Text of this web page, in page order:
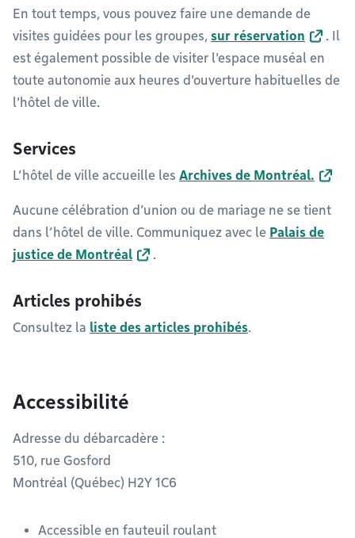
En tout temps, vous pouvez faire une demande de
visites guidées pour les groupes, sur réservation
. Il
est également possible de visiter l'espace muséal en
toute autonomie aux heures d'ouverture habituelles de
l'hôtel de ville.
Services
L’hôtel de ville accueille les Archives de Montréal.
Aucune célébration d’union ou de mariage ne se tient
dans l’hôtel de ville. Communiquez avec le Palais de
justice de Montréal
.
Articles prohibés
Consultez la liste des articles prohibés.
Accessibilité
Adresse du débarcadère :
510, rue Gosford
Montréal (Québec) H2Y 1C6
Accessible en fauteuil roulant